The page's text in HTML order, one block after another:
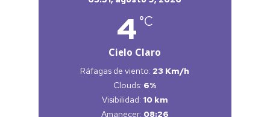
4 °C
Cielo Claro
Ráfagas de viento: 23 Km/h
Clouds: 6%
Visibilidad: 10 km
Amanecer: 08:26